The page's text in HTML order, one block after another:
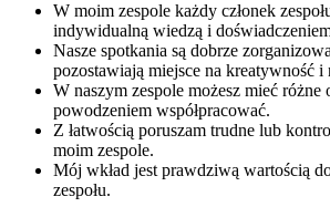
W moim zespole każdy członek
indywidualną wiedzą i
Nasze spotkania są dobrze
pozostawiają miejsce na kreatywność i
W naszym zespole możesz mieć różne
powodzeniem współpracować.
Z łatwością poruszam trudne lub
moim zespole.
Mój wkład jest prawdziwą wartością
zespołu.